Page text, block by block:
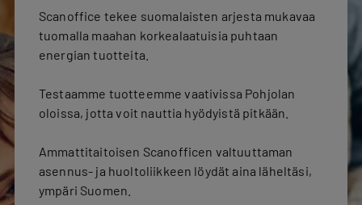
Scanoffice tekee suomalaisten arjesta mukavaa
tuomalla maahan korkealaatuisia puhtaan
energian tuotteita.
Testaamme tuotteemme vaativissa Pohjolan
oloissa, jotta voit nauttia hyödyistä pitkään.
Ammattitaitoisen Scanofficen valtuuttaman
asennus- ja huoltoliikkeen löydät aina läheltäsi,
ympäri Suomen.